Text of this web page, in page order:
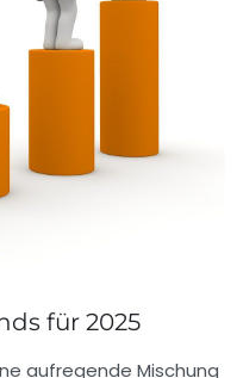
für 2025
aufregende Mischung